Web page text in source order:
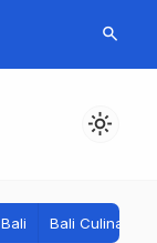
search
light_mode
Bali Bali Culinary